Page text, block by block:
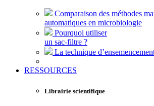
Comparaison des méthodes
automatiques en microbiologie
Pourquoi utiliser
un sac-filtre ?
La technique
RESSOURCES
Librairie scientifique